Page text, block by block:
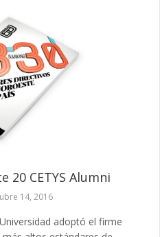
20 CETYS Alumni
14, 2016
adoptó el firme